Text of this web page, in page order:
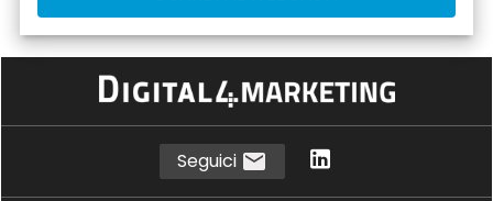
Seguici